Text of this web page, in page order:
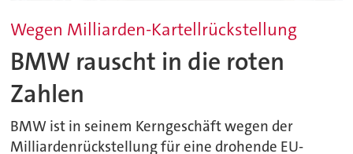
Wegen Milliarden-Kartellrückstellung
BMW rauscht in die roten
Zahlen
BMW ist in seinem Kerngeschäft wegen der
Milliardenrückstellung für eine drohende EU-